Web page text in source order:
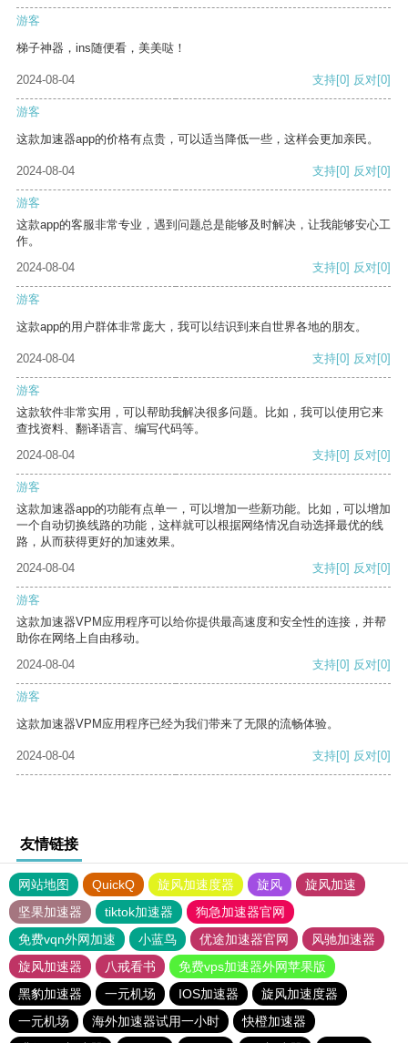
游客
梯子神器，ins随便看，美美哒！
2024-08-04 支持[0] 反对[0]
游客
这款加速器app的价格有点贵，可以适当降低一些，这样会更加亲民。
2024-08-04 支持[0] 反对[0]
游客
这款app的客服非常专业，遇到问题总是能够及时解决，让我能够安心工
作。
2024-08-04
支持[0] 反对[0]
游客
这款app的用户群体非常庞大，我可以结识到来自世界各地的朋友。
2024-08-04 支持[0] 反对[0]
游客
这款软件非常实用，可以帮助我解决很多问题。比如，我可以使用它来
查找资料、翻译语言、编写代码等。
2024-08-04
支持[0] 反对[0]
游客
这款加速器app的功能有点单一，可以增加一些新功能。比如，可以增加
一个自动切换线路的功能，这样就可以根据网络情况自动选择最优的线
路，从而获得更好的加速效果。
2024-08-04
支持[0] 反对[0]
游客
这款加速器VPM应用程序可以给你提供最高速度和安全性的连接，并帮
助你在网络上自由移动。
2024-08-04
支持[0] 反对[0]
游客
这款加速器VPM应用程序已经为我们带来了无限的流畅体验。
2024-08-04 支持[0] 反对[0]
友情链接
网站地图 QuickQ 旋风加速度器 旋风
旋风加速
坚果加速器
tiktok加速器
狗急加速器官网
免费vqn外网加速
小蓝鸟 优途加速器官网
风驰加速器
旋风加速器
八戒看书
免费vps加速器外网苹果版
黑豹加速器
一元机场 IOS加速器
旋风加速度器
一元机场
海外加速器试用一小时
快橙加速器